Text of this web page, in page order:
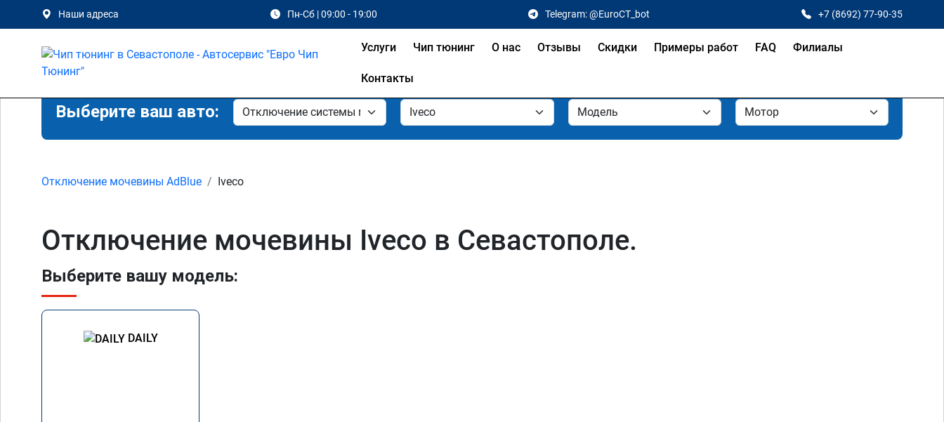
Наши адреса Пн-Сб | 09:00 - 19:00 Telegram: @EuroCT_bot +7 (8692) 77-90-35
Услуги Чип тюнинг О нас Отзывы Скидки Примеры работ FAQ Филиалы
Контакты
Выберите ваш авто:
Отключение мочевины AdBlue Iveco
Отключение мочевины Iveco в Севастополе.
Выберите вашу модель:
DAILY